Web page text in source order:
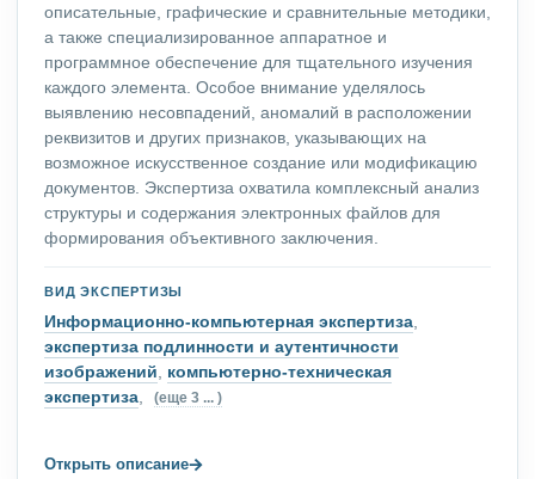
описательные, графические и сравнительные методики,
а также специализированное аппаратное и
программное обеспечение для тщательного изучения
каждого элемента. Особое внимание уделялось
выявлению несовпадений, аномалий в расположении
реквизитов и других признаков, указывающих на
возможное искусственное создание или модификацию
документов. Экспертиза охватила комплексный анализ
структуры и содержания электронных файлов для
формирования объективного заключения.
ВИД ЭКСПЕРТИЗЫ
Информационно-компьютерная экспертиза,
экспертиза подлинности и аутентичности
изображений, компьютерно-техническая
экспертиза, (еще 3 ... )
Открыть описание→